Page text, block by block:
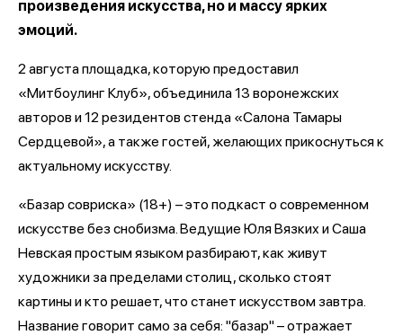
произведения искусства, но и массу ярких
эмоций.
2 августа площадка, которую предоставил
«Митбоулинг Клуб», объединила 13 воронежских
авторов и 12 резидентов стенда «Салона Тамары
Сердцевой», а также гостей, желающих прикоснуться к
актуальному искусству.
«Базар совриска» (18+) – это подкаст о современном
искусстве без снобизма. Ведущие Юля Вязких и Саша
Невская простым языком разбирают, как живут
художники за пределами столиц, сколько стоят
картины и кто решает, что станет искусством завтра.
Название говорит само за себя: "базар" – отражает